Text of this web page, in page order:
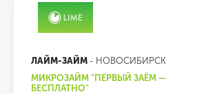
ЛАЙМ-ЗАЙМ - НОВОСИБИРСК
МИКРОЗАЙМ "ПЕРВЫЙ ЗАЁМ —
БЕСПЛАТНО"